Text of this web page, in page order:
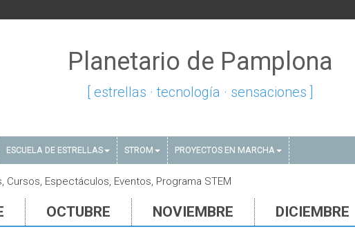
Planetario de Pamplona
[ estrellas · tecnología · sensaciones ]
ESCUELA DE ESTRELLAS STROM PROYECTOS EN MARCHA
Cursos, Espectáculos, Eventos, Programa STEM
OCTUBRE NOVIEMBRE DICIEMBRE